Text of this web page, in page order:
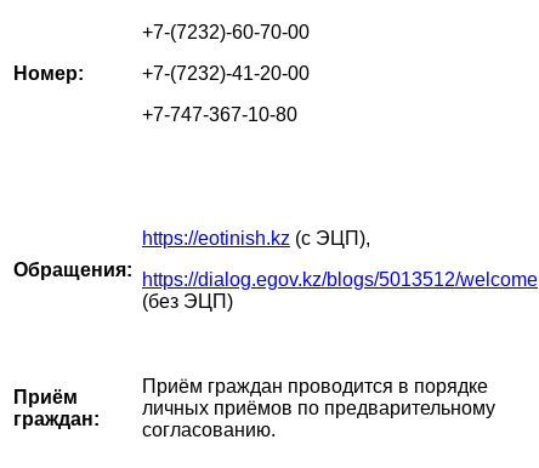
Номер:
+7-(7232)-60-70-00
+7-(7232)-41-20-00
+7-747-367-10-80
Обращения:
https://eotinish.kz (с ЭЦП),
https://dialog.egov.kz/blogs/5013512/welcome
(без ЭЦП)
Приём
граждан:
Приём граждан проводится в порядке
личных приёмов по предварительному
согласованию.